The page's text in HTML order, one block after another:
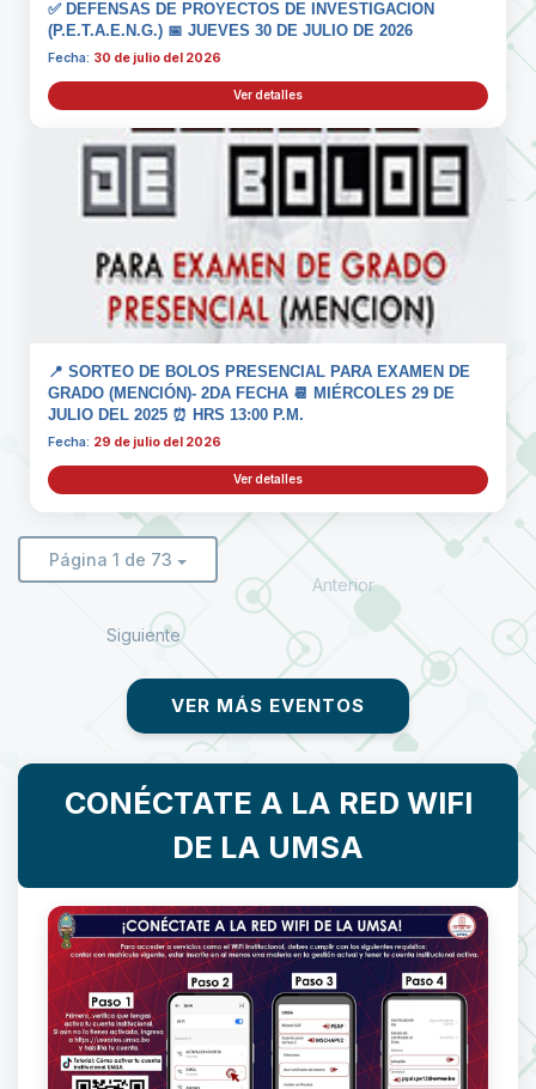
✅ DEFENSAS DE PROYECTOS DE INVESTIGACION
(P.E.T.A.E.N.G.) 📅 JUEVES 30 DE JULIO DE 2026
Fecha: 30 de julio del 2026
Ver detalles
📍 SORTEO DE BOLOS PRESENCIAL PARA EXAMEN DE
GRADO (MENCIÓN)- 2DA FECHA 📆 MIÉRCOLES 29 DE
JULIO DEL 2025 ⏰ HRS 13:00 P.M.
Fecha: 29 de julio del 2026
Ver detalles
Página 1 de 73
Anterior
Siguiente
VER MÁS EVENTOS
CONÉCTATE A LA RED WIFI
DE LA UMSA